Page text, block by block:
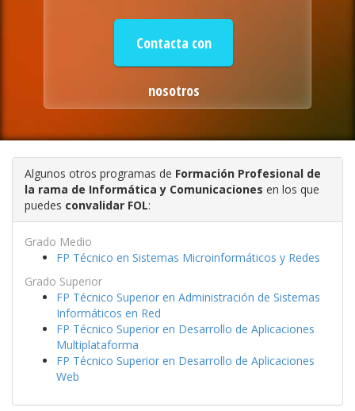
Contacta con
nosotros
Algunos otros programas de Formación Profesional de
la rama de Informática y Comunicaciones en los que
puedes convalidar FOL:
Grado Medio
FP Técnico en Sistemas Microinformáticos y Redes
Grado Superior
FP Técnico Superior en Administración de Sistemas
Informáticos en Red
FP Técnico Superior en Desarrollo de Aplicaciones
Multiplataforma
FP Técnico Superior en Desarrollo de Aplicaciones
Web